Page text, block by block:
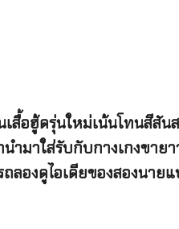
สื้อฮู้ดรุ่นใหม่เน้นโทนสีสั
มาใส่รับกับกางเกงขาย
ลองดูไอเดียของสองนา